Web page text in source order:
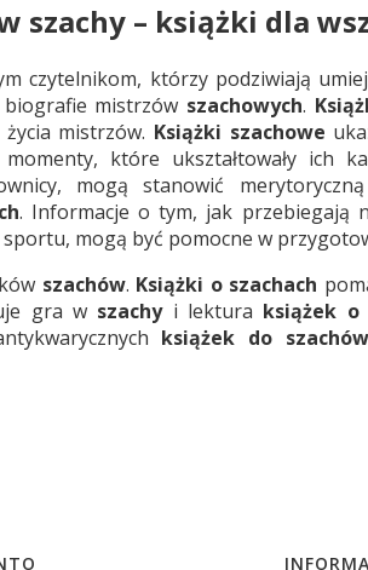
szachy – książki dla
czytelnikom, którzy podziwiają
mistrzów szachowych.
mistrzów. Książki szachowe
które ukształtowały ich
mogą stanowić
. Informacje o tym, jak przebiegają
mogą być pomocne w
szachów. Książki o szachach
gra w szachyi lektura książek o
książek do szachów